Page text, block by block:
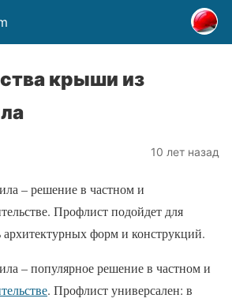
крыши из
10 лет назад
– решение в частном и
Профлист подойдет для
архитектурных форм и конструкций.
– популярное решение в частном и
. Профлист универсален: в